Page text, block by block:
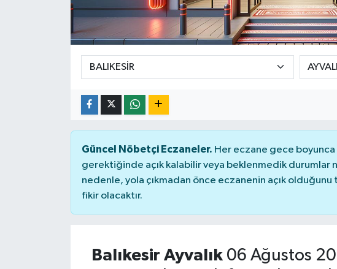
Güncel Nöbetçi Eczaneler. Her eczane gece boyunca
gerektiğinde açık kalabilir veya beklenmedik durumlar
nedenle, yola çıkmadan önce eczanenin açık
fikir olacaktır.
Balıkesir Ayvalık06 Ağustos